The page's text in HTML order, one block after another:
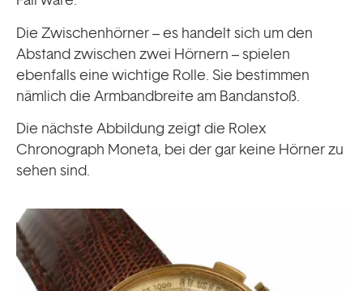
Die Zwischenhörner – es handelt sich um den
Abstand zwischen zwei Hörnern – spielen
ebenfalls eine wichtige Rolle. Sie bestimmen
nämlich die Armbandbreite am Bandanstoß.
Die nächste Abbildung zeigt die Rolex
Chronograph Moneta, bei der gar keine Hörner zu
sehen sind.